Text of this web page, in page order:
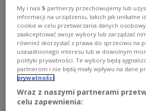
Dr Aneta Nott Bower PRdZ
My i nasi5 partnerzy przechowujemy lub
informacji na urządzeniu, takich jak unikalne
cookie w celu przetwarzania danych
zaakceptować swoje wybory lub zarządzać
również skorzystać z prawa do sprzeciwu na
uzasadnionego interesu lub w dowolnym
polityki prywatności. Te wybory będą
partnerom i nie będą miały wpływu na dane
prywatności
Wraz z naszymi partnerami
celu zapewnienia: